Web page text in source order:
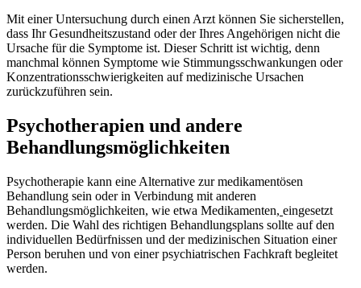
Mit einer Untersuchung durch einen Arzt können Sie sicherstellen,
dass Ihr Gesundheitszustand oder der Ihres Angehörigen nicht die
Ursache für die Symptome ist. Dieser Schritt ist wichtig, denn
manchmal können Symptome wie Stimmungsschwankungen oder
Konzentrationsschwierigkeiten auf medizinische Ursachen
zurückzuführen sein.
Psychotherapien und andere
Behandlungsmöglichkeiten
Psychotherapie kann eine Alternative zur medikamentösen
Behandlung sein oder in Verbindung mit anderen
Behandlungsmöglichkeiten, wie etwa Medikamenten, eingesetzt
werden. Die Wahl des richtigen Behandlungsplans sollte auf den
individuellen Bedürfnissen und der medizinischen Situation einer
Person beruhen und von einer psychiatrischen Fachkraft begleitet
werden.